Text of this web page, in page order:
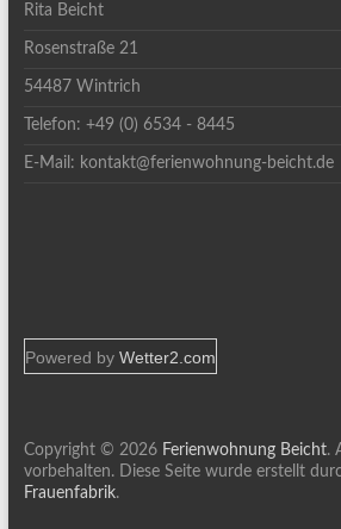
Rita Beicht
Rosenstraße 21
54487 Wintrich
Telefon: +49 (0) 6534 - 8445
E-Mail: kontakt@ferienwohnung-beicht.de
Powered by Wetter2.com
Copyright © 2026 Ferienwohnung Beicht.
vorbehalten. Diese Seite wurde erstellt
Frauenfabrik.